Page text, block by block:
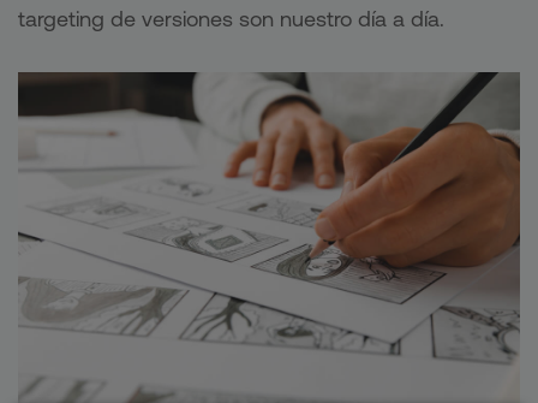
targeting de versiones son nuestro día a día.